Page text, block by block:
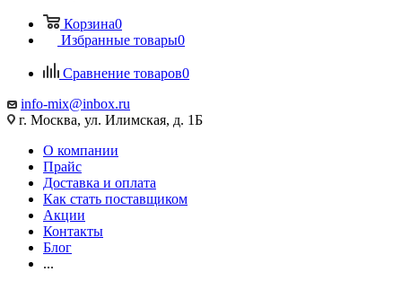
Корзина0
Избранные товары0
Сравнение товаров0
info-mix@inbox.ru
г. Москва, ул. Илимская, д. 1Б
О компании
Прайс
Доставка и оплата
Как стать поставщиком
Акции
Контакты
Блог
...